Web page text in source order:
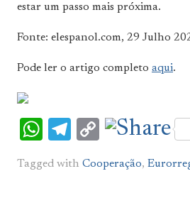
estar um passo mais próxima.
Fonte: elespanol.com, 29 Julho
Pode ler o artigo completo aqui.
WhatsApp
Telegram
Copy
Tagged with Cooperação,